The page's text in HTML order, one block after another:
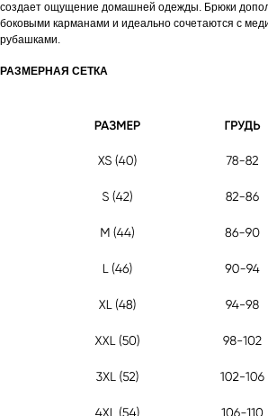
создает ощущение домашней одежды. Брюки
боковыми карманами и идеально сочетаются с
рубашками.
РАЗМЕРНАЯ СЕТКА